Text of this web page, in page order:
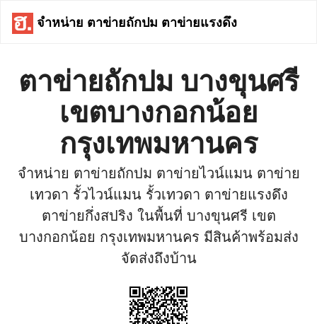
จำหน่าย ตาข่ายถักปม ตาข่ายแรงดึง
ตาข่ายถักปม บางขุนศรี
เขตบางกอกน้อย
กรุงเทพมหานคร
จำหน่าย ตาข่ายถักปม ตาข่ายไวน์แมน ตาข่าย
เทวดา รั้วไวน์แมน รั้วเทวดา ตาข่ายแรงดึง
ตาข่ายกึ่งสปริง ในพื้นที่ บางขุนศรี เขต
บางกอกน้อย กรุงเทพมหานคร มีสินค้าพร้อมส่ง
จัดส่งถึงบ้าน